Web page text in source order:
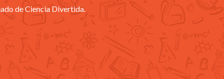
de Ciencia Divertida.